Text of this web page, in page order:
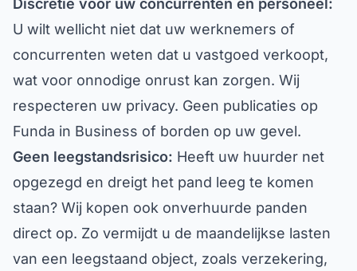
U wilt wellicht niet dat uw werknemers of
wat voor onnodige onrust kan zorgen. Wij
respecteren uw privacy. Geen publicaties op
Funda in Business of borden op uw gevel.
Heeft uw huurder net
opgezegd en dreigt het pand leeg te komen
staan? Wij kopen ook onverhuurde panden
direct op. Zo vermijdt u de maandelijkse lasten
van een leegstaand object, zoals verzekering,